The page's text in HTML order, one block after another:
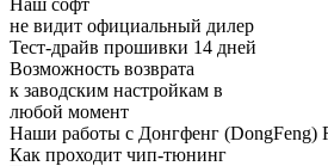
не видит официальный дилер
Тест-драйв прошивки 14 дней
Возможность возврата
к заводским настройкам в
любой момент
Наши работы с Донгфенг (DongFeng)
Как проходит чип-тюнинг